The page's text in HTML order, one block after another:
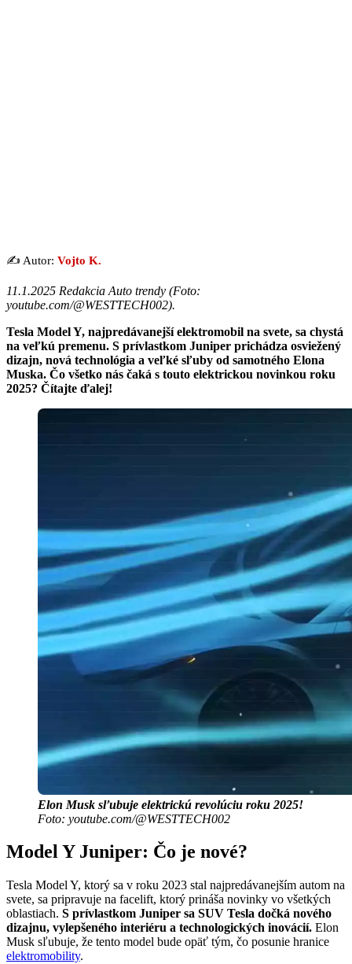
✍️ Autor: Vojto K.
11.1.2025 Redakcia Auto trendy (Foto:
youtube.com/@WESTTECH002).
Tesla Model Y, najpredávanejší elektromobil na svete, sa chystá
na veľkú premenu. S prívlastkom Juniper prichádza osviežený
dizajn, nová technológia a veľké sľuby od samotného Elona
Muska. Čo všetko nás čaká s touto elektrickou novinkou roku
2025? Čítajte ďalej!
Elon Musk sľubuje elektrickú revolúciu roku 2025!
Foto: youtube.com/@WESTTECH002
Model Y Juniper: Čo je nové?
Tesla Model Y, ktorý sa v roku 2023 stal najpredávanejším autom na
svete, sa pripravuje na facelift, ktorý prináša novinky vo všetkých
oblastiach. S prívlastkom Juniper sa SUV Tesla dočká nového
dizajnu, vylepšeného interiéru a technologických inovácií. Elon
Musk sľubuje, že tento model bude opäť tým, čo posunie hranice
elektromobility.